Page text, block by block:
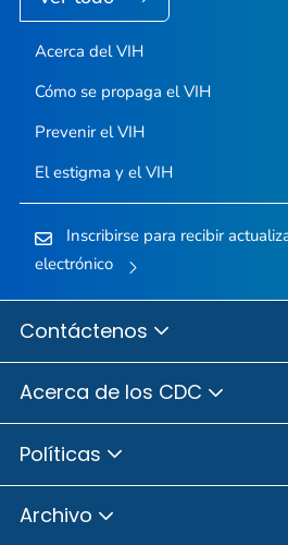
Acerca del VIH
Cómo se propaga el VIH
Prevenir el VIH
El estigma y el VIH
Inscribirse para recibir
electrónico
Contáctenos
Acerca de los CDC
Políticas
Archivo